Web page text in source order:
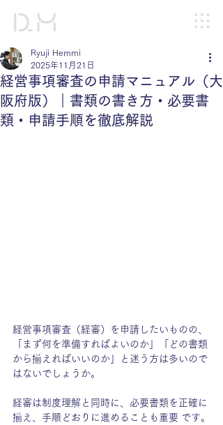
経営事項審査の申請マニュアル（大
阪府版）｜書類の書き方・必要書
類・申請手順を徹底解説
Ryuji Hemmi
2025年11月21日
経営事項審査（経審）を申請したいものの、
「まず何を準備すればよいのか」「どの書類
から揃えればいいのか」と迷う方は多いので
はないでしょうか。
経審は制度理解と同時に、必要書類を正確に
揃え、手順どおりに進めることも重要 です。